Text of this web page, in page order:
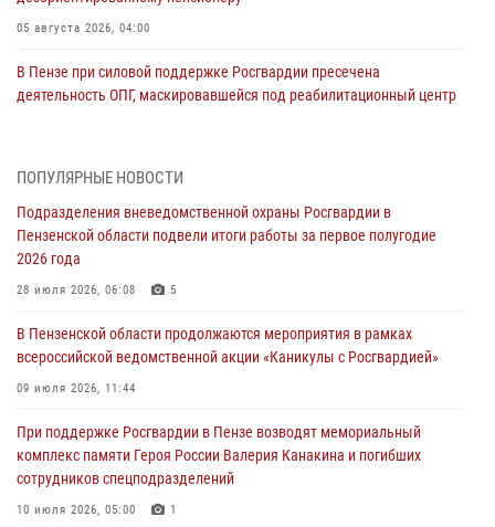
05 августа 2026, 04:00
В Пензе при силовой поддержке Росгвардии пресечена
деятельность ОПГ, маскировавшейся под реабилитационный центр
работы за первое полугодие 2026 года
Росгвардия обеспечила безопасность праздничных мероприятий в
В Пензе сотрудники Росгвардии задержали мужчину, который
дома
03 августа 2026, 05:59
Росгвардейцы Пензенской области отмечают 35-летие дежурной
ПОПУЛЯРНЫЕ НОВОСТИ
Подразделения вневедомственной охраны Росгвардии в
Пензенской области подвели итоги работы за первое полугодие
2026 года
28 июля 2026, 06:08 5
В Пензенской области продолжаются мероприятия в рамках
всероссийской ведомственной акции «Каникулы с Росгвардией»
09 июля 2026, 11:44
При поддержке Росгвардии в Пензе возводят мемориальный
комплекс памяти Героя России Валерия Канакина и погибших
сотрудников спецподразделений
10 июля 2026, 05:00 1